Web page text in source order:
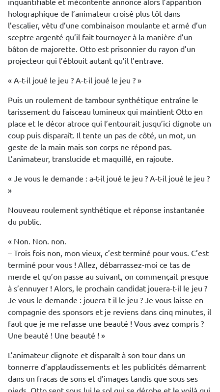
holographique de l’animateur croisé plus tôt dans
l’escalier, vêtu d’une combinaison moulante et armé d’un
sceptre argenté qu’il fait tournoyer à la manière d’un
bâton de majorette. Otto est prisonnier du rayon d’un
projecteur qui l’éblouit autant qu’il l’entrave.
« A-t-il joué le jeu ? A-t-il joué le jeu ? »
Puis un roulement de tambour synthétique entraîne le
tarissement du faisceau lumineux qui maintient Otto en
place et le décor atroce qui l’entourait jusqu’ici clignote un
coup puis disparaît. Il tente un pas de côté, un mot, un
geste de la main mais son corps ne répond pas.
L’animateur, translucide et maquillé, en rajoute.
« Je vous le demande : a-t-il joué le jeu ? A-t-il joué le jeu ?
»
Nouveau roulement synthétique et réponse instantanée
du public.
« Non. Non. non.
– Trois fois non, mon vieux, c’est terminé pour vous. C’est
terminé pour vous ! Allez, débarrassez-moi ce tas de
merde et qu’on passe au suivant, on commençait presque
à s’ennuyer ! Alors, le prochain candidat jouera-t-il le jeu ?
Je vous le demande : jouera-t-il le jeu ? Je vous laisse en
compagnie des sponsors et je reviens dans cinq minutes, il
faut que je me refasse une beauté ! Vous avez compris ?
Une beauté ! Une beauté ! »
L’animateur clignote et disparaît à son tour dans un
tonnerre d’applaudissements et les publicités démarrent
dans un fracas de sons et d’images tandis que sous ses
pieds, Otto sent sous lui le sol qui se dérobe et le voilà qui